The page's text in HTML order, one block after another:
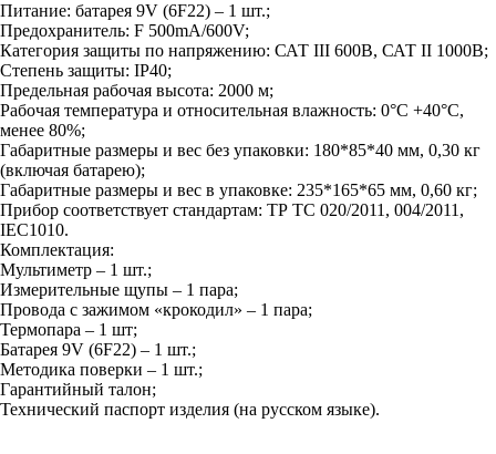
Питание: батарея 9V (6F22) – 1 шт.;
Предохранитель: F 500mA/600V;
Категория защиты по напряжению: САТ III 600В, САТ II 1000В;
Степень защиты: IP40;
Предельная рабочая высота: 2000 м;
Рабочая температура и относительная влажность: 0°C +40°C,
менее 80%;
Габаритные размеры и вес без упаковки: 180*85*40 мм, 0,30 кг
(включая батарею);
Габаритные размеры и вес в упаковке: 235*165*65 мм, 0,60 кг;
Прибор соответствует стандартам: ТР ТС 020/2011, 004/2011,
IEC1010.
Комплектация:
Мультиметр – 1 шт.;
Измерительные щупы – 1 пара;
Провода с зажимом «крокодил» – 1 пара;
Термопара – 1 шт;
Батарея 9V (6F22) – 1 шт.;
Методика поверки – 1 шт.;
Гарантийный талон;
Технический паспорт изделия (на русском языке).